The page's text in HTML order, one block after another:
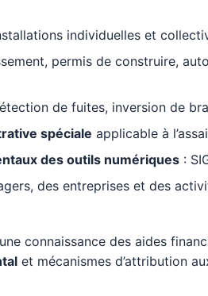
individuelles et
permis de construire,
de fuites, inversion de
spéciale applicable à
des outils numériques :
des entreprises et des
connaissance des aides
et mécanismes d’attribution